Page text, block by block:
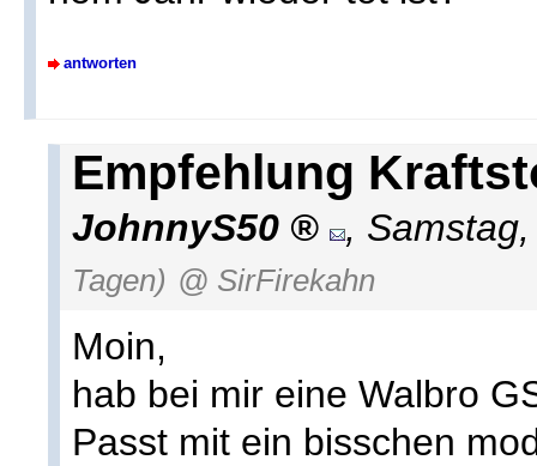
antworten
Empfehlung
JohnnyS50 ,
Tagen) @ SirFirekahn
Moin,
hab bei mir eine Walbro
Passt mit ein bisschen